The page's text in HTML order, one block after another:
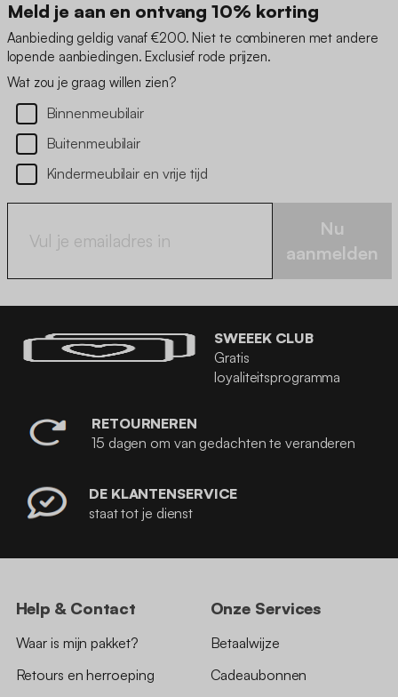
Meld je aan en ontvang 10% korting
Aanbieding geldig vanaf €200. Niet te combineren met andere
lopende aanbiedingen. Exclusief rode prijzen.
Wat zou je graag willen zien?
Binnenmeubilair
Buitenmeubilair
Kindermeubilair en vrije tijd
Nu
aanmelden
SWEEEK CLUB
Gratis
loyaliteitsprogramma
RETOURNEREN
15 dagen om van gedachten te veranderen
DE KLANTENSERVICE
staat tot je dienst
Help & Contact
Waar is mijn pakket?
Retours en herroeping
Onze Services
Betaalwijze
Cadeaubonnen